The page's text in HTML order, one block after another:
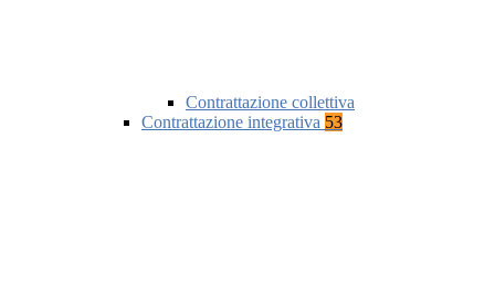
Contrattazione collettiva
Contrattazione integrativa 53